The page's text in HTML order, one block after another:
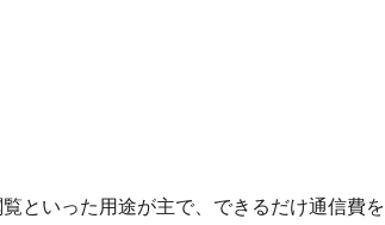
といった用途が主で、できるだけ通信費を